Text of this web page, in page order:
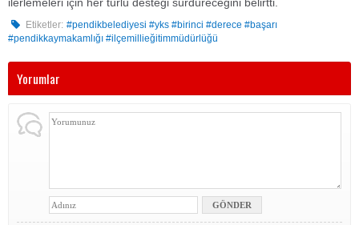
Etiketler: #pendikbelediyesi #yks #birinci #derece #başarı
#pendikkaymakamlığı #ilçemillieğitimmüdürlüğü
Yorumlar